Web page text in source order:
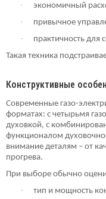
·
экономичный
·
привычное
·
практичность для
Такая техника
Конструктивные
Современные газо-
форматах: с четырьмя
духовкой, с
функционалом
внимание деталям – от
прогрева.
При выборе обычно
·
тип и мощность